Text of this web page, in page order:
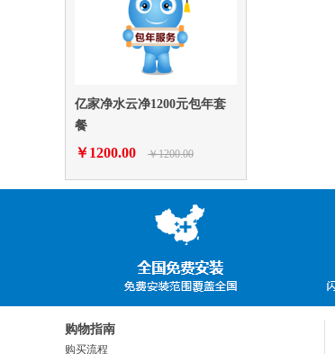
亿家净水云净1200元包年套
餐
￥1200.00 ￥1200.00
购物指南
购买流程